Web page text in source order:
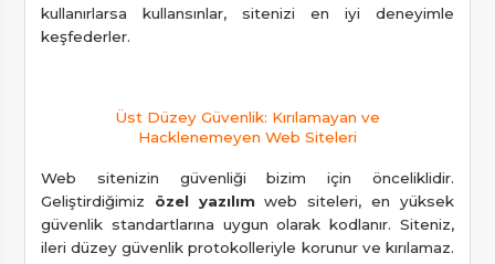
kullanırlarsa kullansınlar, sitenizi en iyi deneyimle
keşfederler.
Üst Düzey Güvenlik: Kırılamayan ve
Hacklenemeyen Web Siteleri
Web sitenizin güvenliği bizim için önceliklidir.
Geliştirdiğimiz özel yazılımweb siteleri, en yüksek
güvenlik standartlarına uygun olarak kodlanır. Siteniz,
ileri düzey güvenlik protokolleriyle korunur ve kırılamaz.